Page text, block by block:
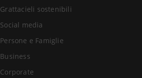
Grattacieli sostenibili
Social media
Persone e Famiglie
Business
Corporate